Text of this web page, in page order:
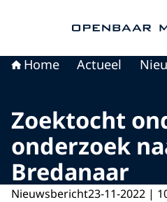
Home Actueel
Zoektocht
onderzoek
Bredanaar
Nieuwsbericht23-11-2022 |